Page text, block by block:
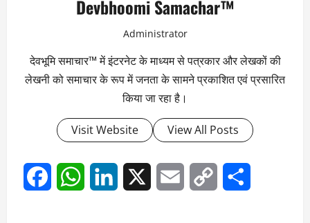
Devbhoomi Samachar™
Administrator
देवभूमि समाचार™ में इंटरनेट के माध्यम से पत्रकार और लेखकों की
लेखनी को समाचार के रूप में जनता के सामने प्रकाशित एवं प्रसारित
किया जा रहा है।
Visit Website View All Posts
FacebookWhatsAppLinkedIn Email
Copy